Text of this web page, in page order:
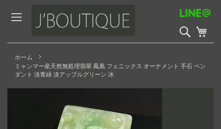
to
Content
検
索
開
ホーム
ミャンマー産天然無処理翡翠 鳳凰 フェニックス オーナメント 手石 ペン
ダント 淡青緑 淡アップルグリーン 冰
Skip